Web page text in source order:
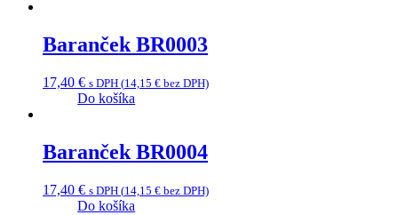
Baranček BR0003
17,40 € s DPH (14,15 € bez DPH)
Do košíka
Baranček BR0004
17,40 € s DPH (14,15 € bez DPH)
Do košíka